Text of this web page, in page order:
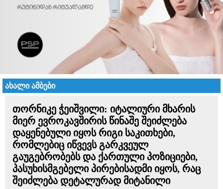
ახალი ამბები
თორნიკე ჭეიშვილი: იტალიური მხარის
მიერ ევროკავშირის წინაშე შეიძლება
დაყენებული იყოს რიგი საკითხები,
რომლებიც იწვევს გარკვეულ
გაუგებრობებს და ქართული პოზიციები,
პასუხისმგებელი პირებისადმი იყოს, რაც
შეიძლება დეტალურად მიტანილი